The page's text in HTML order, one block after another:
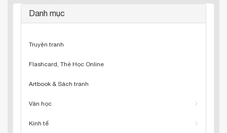
Danh mục
Truyện tranh
Flashcard, Thẻ Học Online
Artbook & Sách tranh
Văn học
Kinh tế